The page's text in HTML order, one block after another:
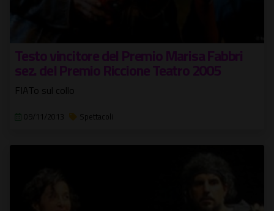
Testo vincitore del Premio Marisa Fabbri
sez. del Premio Riccione Teatro 2005
FIATo sul collo
09/11/2013 Spettacoli